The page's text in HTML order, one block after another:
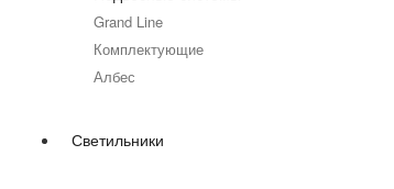
Grand Line
Комплектующие
Албес
Светильники